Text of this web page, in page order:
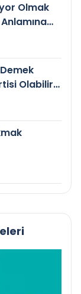
Olmak
Olabilir